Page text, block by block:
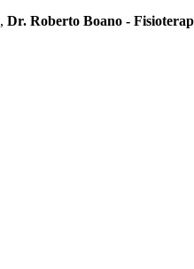
, Dr. Roberto Boano -